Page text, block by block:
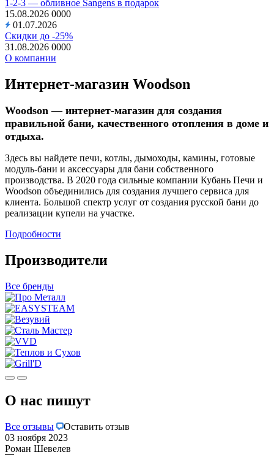
1-2-3 — обливное Sangens в подарок
15.08.2026 0000
01.07.2026
Скидки до -25%
31.08.2026 0000
О компании
Интернет-магазин Woodson
Woodson — интернет-магазин для создания
правильной бани, качественного отопления в доме и
отдыха.
Здесь вы найдете печи, котлы, дымоходы, камины, готовые
модуль-бани и аксессуары для бани собственного
производства. В 2020 года сильные компании Кубань Печи и
Woodson объединились для создания лучшего сервиса для
клиента. Большой спектр услуг от создания русской бани до
реализации купели на участке.
Подробности
Производители
Все бренды
О нас пишут
Все отзывы
Оставить отзыв
03 ноября 2023
Роман Шевелев